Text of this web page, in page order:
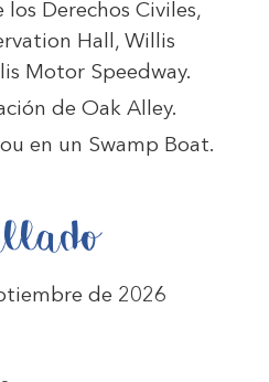
los Derechos Civiles,
Hall, Willis
Motor Speedway.
de Oak Alley.
en un Swamp Boat.
de 2026